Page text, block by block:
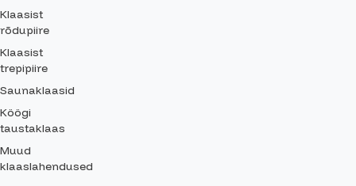
Klaasist
rõdupiire
Klaasist
trepipiire
Saunaklaasid
Köögi
taustaklaas
Muud
klaaslahendused